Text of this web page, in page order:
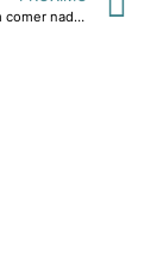
Seis meses sem comer nada ou reeducação alimentar sustentada pelos próximos 20 anos?